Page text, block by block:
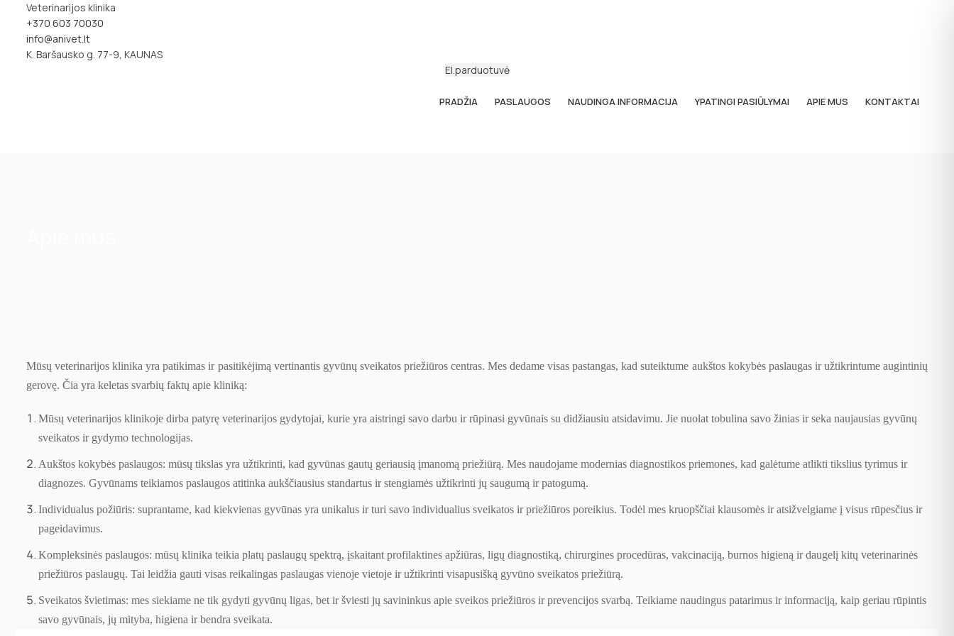
Veterinarijos klinika
+370 603 70030
info@anivet.lt
K. Baršausko g. 77-9, KAUNAS
El.parduotuvė
PRADŽIA PASLAUGOS NAUDINGA INFORMACIJA YPATINGI PASIŪLYMAI APIE MUS KONTAKTAI
Mūsų veterinarijos klinika yra patikimas ir pasitikėjimą vertinantis gyvūnų sveikatos priežiūros centras. Mes dedame visas pastangas, kad suteiktume aukštos kokybės paslaugas ir užtikrintume augintinių
gerovę. Čia yra keletas svarbių faktų apie kliniką:
Mūsų veterinarijos klinikoje dirba patyrę veterinarijos gydytojai, kurie yra aistringi savo darbu ir rūpinasi gyvūnais su didžiausiu atsidavimu. Jie nuolat tobulina savo žinias ir seka naujausias gyvūnų
sveikatos ir gydymo technologijas.
Aukštos kokybės paslaugos: mūsų tikslas yra užtikrinti, kad gyvūnas gautų geriausią įmanomą priežiūrą. Mes naudojame modernias diagnostikos priemones, kad galėtume atlikti tikslius tyrimus ir
diagnozes. Gyvūnams teikiamos paslaugos atitinka aukščiausius standartus ir stengiamės užtikrinti jų saugumą ir patogumą.
Individualus požiūris: suprantame, kad kiekvienas gyvūnas yra unikalus ir turi savo individualius sveikatos ir priežiūros poreikius. Todėl mes kruopščiai klausomės ir atsižvelgiame į visus rūpesčius ir
pageidavimus.
Kompleksinės paslaugos: mūsų klinika teikia platų paslaugų spektrą, įskaitant profilaktines apžiūras, ligų diagnostiką, chirurgines procedūras, vakcinaciją, burnos higieną ir daugelį kitų veterinarinės
priežiūros paslaugų. Tai leidžia gauti visas reikalingas paslaugas vienoje vietoje ir užtikrinti visapusišką gyvūno sveikatos priežiūrą.
Sveikatos švietimas: mes siekiame ne tik gydyti gyvūnų ligas, bet ir šviesti jų savininkus apie sveikos priežiūros ir prevencijos svarbą. Teikiame naudingus patarimus ir informaciją, kaip geriau rūpintis
savo gyvūnais, jų mityba, higiena ir bendra sveikata.